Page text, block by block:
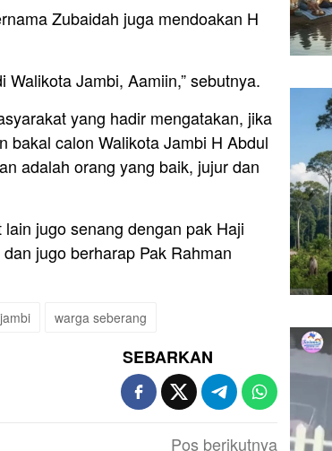
Zubaidah juga mendoakan H
Jambi, Aamiin,” sebutnya.
yang hadir mengatakan, jika
bakal calon Walikota Jambi H Abdul
adalah orang yang baik, jujur dan
jugo senang dengan pak Haji
jugo berharap Pak Rahman
warga seberang
SEBARKAN
Pos berikutnya